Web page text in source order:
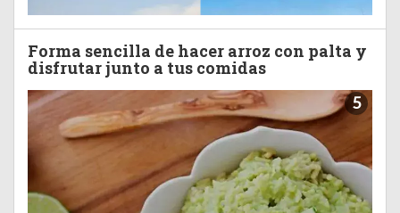
Forma sencilla de hacer arroz con palta y
disfrutar junto a tus comidas
5